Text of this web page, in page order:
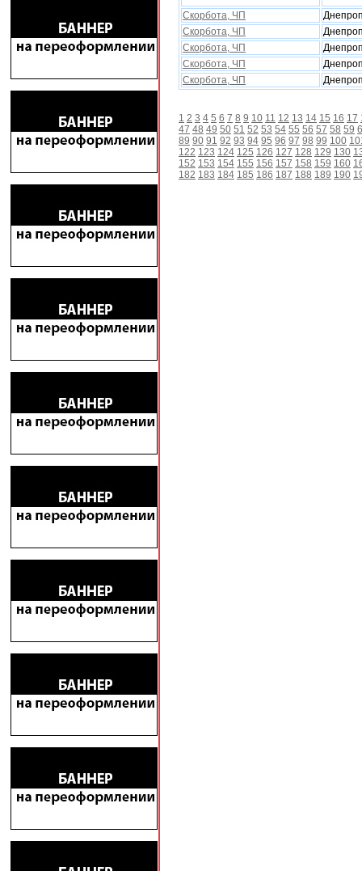
Скорбота, ЧП
Скорбота, ЧП
Скорбота, ЧП
Скорбота, ЧП
Скорбота, ЧП
1 2 3 4 5 6 7 8 9 10 11 12 13 14 15 16 17
47 48 49 50 51 52 53 54 55 56 57 58 59
89 90 91 92 93 94 95 96 97 98 99 100
122 123 124 125 126 127 128 129 130
152 153 154 155 156 157 158 159 160
182 183 184 185 186 187 188 189 190